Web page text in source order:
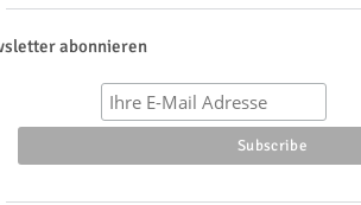
abonnieren